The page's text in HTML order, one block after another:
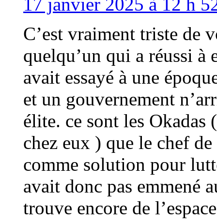
17 janvier 2025 à 12 h
C’est vraiment triste de
quelqu’un qui a réussi à
avait essayé à une
et un gouvernement
élite. ce sont les Okadas
chez eux ) que le chef
comme solution pour
avait donc pas emmené
trouve encore de